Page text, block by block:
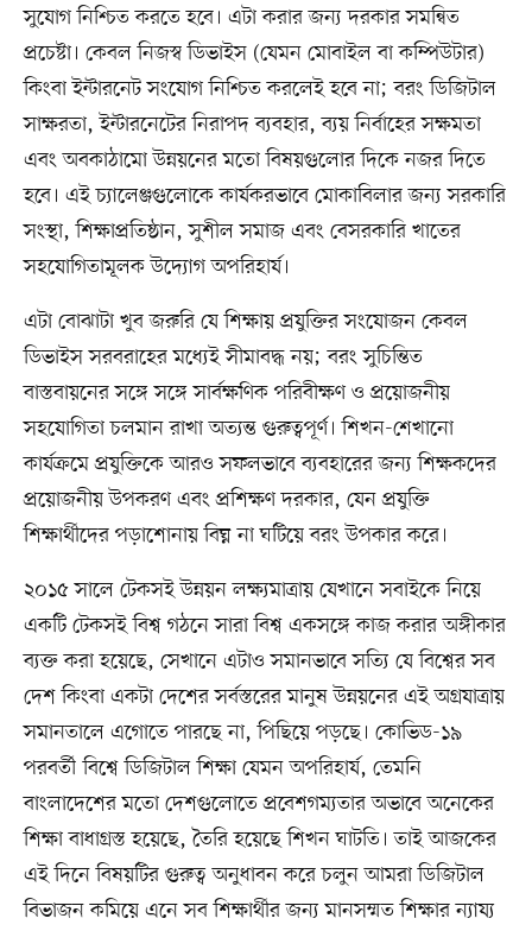
সুযোগ নিশ্চিত করতে হবে। এটা করার জন্য দরকার সমন্বিত
প্রচেষ্টা। কেবল নিজস্ব ডিভাইস (যেমন মোবাইল বা কম্পিউটার)
কিংবা ইন্টারনেট সংযোগ নিশ্চিত করলেই হবে না; বরং ডিজিটাল
সাক্ষরতা, ইন্টারনেটের নিরাপদ ব্যবহার, ব্যয় নির্বাহের সক্ষমতা
এবং অবকাঠামো উন্নয়নের মতো বিষয়গুলোর দিকে নজর দিতে
হবে। এই চ্যালেঞ্জগুলোকে কার্যকরভাবে মোকাবিলার জন্য সরকারি
সংস্থা, শিক্ষাপ্রতিষ্ঠান, সুশীল সমাজ এবং বেসরকারি খাতের
সহযোগিতামূলক উদ্যোগ অপরিহার্য।
এটা বোঝাটা খুব জরুরি যে শিক্ষায় প্রযুক্তির সংযোজন কেবল
ডিভাইস সরবরাহের মধ্যেই সীমাবদ্ধ নয়; বরং সুচিন্তিত
বাস্তবায়নের সঙ্গে সঙ্গে সার্বক্ষণিক পরিবীক্ষণ ও প্রয়োজনীয়
সহযোগিতা চলমান রাখা অত্যন্ত গুরুত্বপূর্ণ। শিখন-শেখানো
কার্যক্রমে প্রযুক্তিকে আরও সফলভাবে ব্যবহারের জন্য শিক্ষকদের
প্রয়োজনীয় উপকরণ এবং প্রশিক্ষণ দরকার, যেন প্রযুক্তি
শিক্ষার্থীদের পড়াশোনায় বিঘ্ন না ঘটিয়ে বরং উপকার করে।
২০১৫ সালে টেকসই উন্নয়ন লক্ষ্যমাত্রায় যেখানে সবাইকে নিয়ে
একটি টেকসই বিশ্ব গঠনে সারা বিশ্ব একসঙ্গে কাজ করার অঙ্গীকার
ব্যক্ত করা হয়েছে, সেখানে এটাও সমানভাবে সত্যি যে বিশ্বের সব
দেশ কিংবা একটা দেশের সর্বস্তরের মানুষ উন্নয়নের এই অগ্রযাত্রায়
সমানতালে এগোতে পারছে না, পিছিয়ে পড়ছে। কোভিড-১৯
পরবর্তী বিশ্বে ডিজিটাল শিক্ষা যেমন অপরিহার্য, তেমনি
বাংলাদেশের মতো দেশগুলোতে প্রবেশগম্যতার অভাবে অনেকের
শিক্ষা বাধাগ্রস্ত হয়েছে, তৈরি হয়েছে শিখন ঘাটতি। তাই আজকের
এই দিনে বিষয়টির গুরুত্ব অনুধাবন করে চলুন আমরা ডিজিটাল
বিভাজন কমিয়ে এনে সব শিক্ষার্থীর জন্য মানসম্মত শিক্ষার ন্যায্য